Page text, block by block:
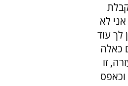
לא
עוד
כאלה
זו
וכאפס